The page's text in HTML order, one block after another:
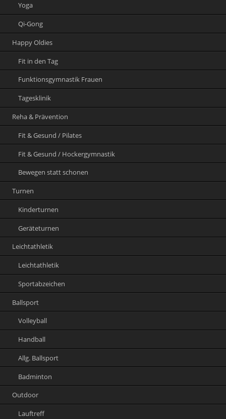
Yoga
Qi-Gong
Happy Oldies
Fit in den Tag
Funktionsgymnastik Frauen
Tagesklinik
Reha & Prävention
Fit & Gesund / Pilates
Fit & Gesund / Hockergymnastik
Bewegen statt schonen
Turnen
Kinderturnen
Geräteturnen
Leichtathletik
Leichtathletik
Sportabzeichen
Ballsport
Volleyball
Handball
Allg. Ballsport
Badminton
Outdoor
Lauftreff